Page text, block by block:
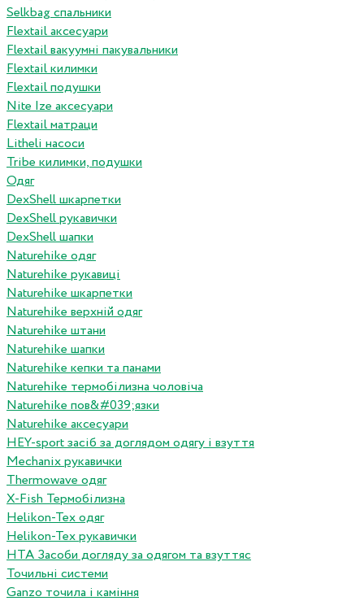
Selkbag спальники
Flextail аксесуари
Flextail вакуумні пакувальники
Flextail килимки
Flextail подушки
Nite Ize аксесуари
Flextail матраци
Litheli насоси
Tribe килимки, подушки
Одяг
DexShell шкарпетки
DexShell рукавички
DexShell шапки
Naturehike одяг
Naturehike рукавиці
Naturehike шкарпетки
Naturehike верхній одяг
Naturehike штани
Naturehike шапки
Naturehike кепки та панами
Naturehike термобілизна чоловіча
Naturehike пов&#039;язки
Naturehike аксесуари
HEY-sport засіб за доглядом одягу і взуття
Mechanix рукавички
Thermowave одяг
X-Fish Термобілизна
Helikon-Tex одяг
Helikon-Tex рукавички
HTA Засоби догляду за одягом та взуттяс
Точильні системи
Ganzo точила і каміння